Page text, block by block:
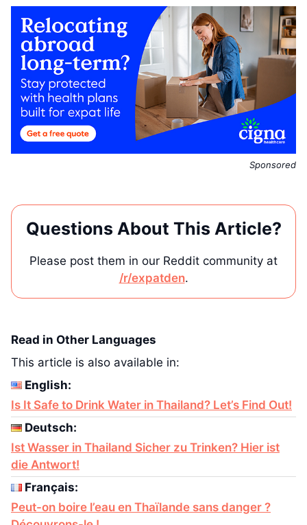
Sponsored
Questions About This Article?
Please post them in our Reddit community at
/r/expatden.
Read in Other Languages
This article is also available in:
English:
Is It Safe to Drink Water in Thailand? Let’s Find Out!
Deutsch:
Ist Wasser in Thailand Sicher zu Trinken? Hier ist
die Antwort!
Français:
Peut-on boire l’eau en Thaïlande sans danger ?